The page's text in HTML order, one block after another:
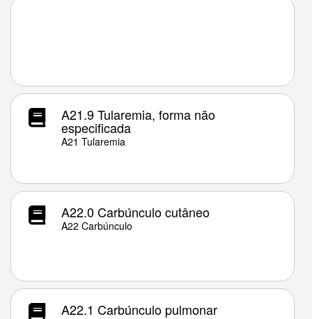
A21.9 Tularemia, forma não
especificada
A21 Tularemia
A22.0 Carbúnculo cutâneo
A22 Carbúnculo
A22.1 Carbúnculo pulmonar